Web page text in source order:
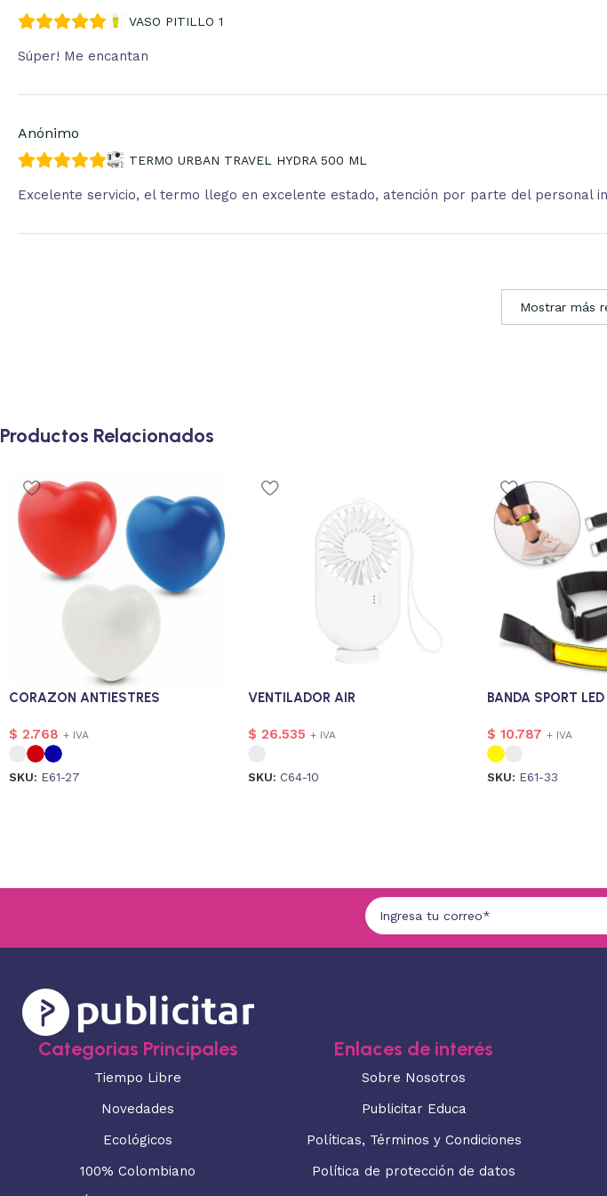
VASO PITILLO 1
Súper! Me encantan
Anónimo
TERMO URBAN TRAVEL HYDRA 500 ML
Excelente servicio, el termo llego en excelente estado, atención por parte del personal
Mostrar más
Productos Relacionados
CORAZON ANTIESTRES
$ 2.768 + IVA
SKU: E61-27
VENTILADOR AIR
$ 26.535 + IVA
SKU: C64-10
BANDA SPORT LED
$ 10.787 + IVA
SKU: E61-33
Categorias Principales
Tiempo Libre
Novedades
Ecológicos
100% Colombiano
Enlaces de interés
Sobre Nosotros
Publicitar Educa
Políticas, Términos y Condiciones
Política de protección de datos